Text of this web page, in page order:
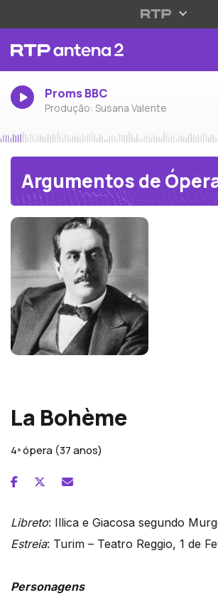
Proms BBC
Produção: Susana Valente
Argumentos de
La Bohème
4ª ópera (37 anos)
Libreto: Illica e Giacosa segundo
Estreia: Turim – Teatro Reggio, 1 de
Personagens